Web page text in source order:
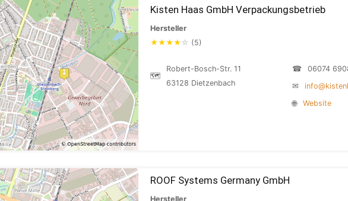
Kisten Haas GmbH Verpackungsbetrieb
Hersteller
★★★★ ☆ (5)
🗺
Robert-Bosch-Str. 11
63128 Dietzenbach
☎
06074
✉
🌐
Website
ROOF Systems Germany GmbH
Hersteller